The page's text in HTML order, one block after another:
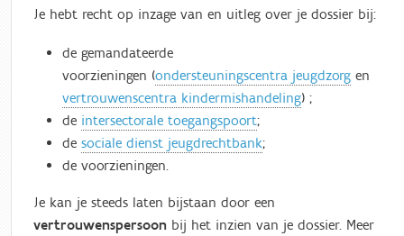
Je hebt recht op inzage van en uitleg over je dossier bij:
de gemandateerde
voorzieningen (ondersteuningscentra jeugdzorg en
vertrouwenscentra kindermishandeling) ;
de intersectorale toegangspoort;
de sociale dienst jeugdrechtbank;
de voorzieningen.
Je kan je steeds laten bijstaan door een
vertrouwenspersoon bij het inzien van je dossier. Meer